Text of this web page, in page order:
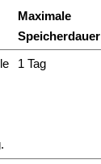
Maximale
Speicherdauer
1 Tag